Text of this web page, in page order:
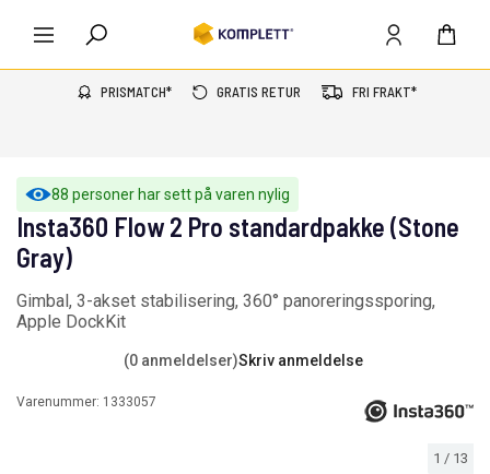
PRISMATCH* GRATIS RETUR FRI FRAKT*
88 personer har sett på varen nylig
1 / 13
Insta360 Flow 2 Pro standardpakke (Stone
Gray)
Gimbal, 3-akset stabilisering, 360° panoreringssporing,
Apple DockKit
(0 anmeldelser)Skriv anmeldelse
Varenummer: 1333057